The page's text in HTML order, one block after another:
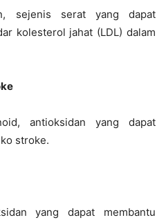
sejenis serat yang dapat
kolesterol jahat (LDL) dalam
antioksidan yang dapat
stroke.
yang dapat membantu